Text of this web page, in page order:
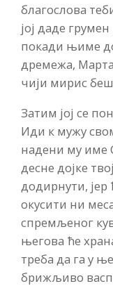
благослова
јој даде
покади њиме
дремежа, Марта
чији мирис
Затим јој се
Иди к мужу
надени му име
десне дојке
додирнути,
окусити ни
спремљеног
његова ће
треба да га у
брижљиво